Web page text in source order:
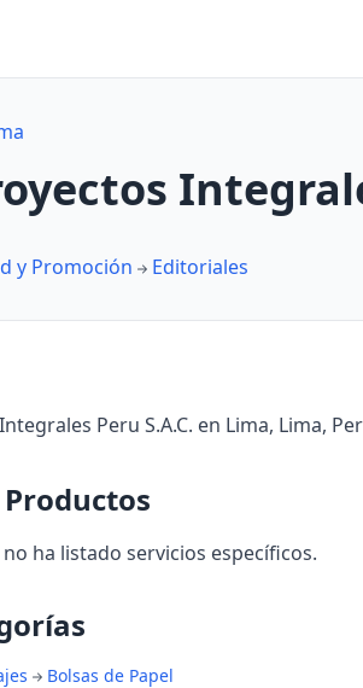
y Promoción Editoriales
Peru S.A.C. en Lima, Lima,
ha listado servicios específicos.
Bolsas de Papel